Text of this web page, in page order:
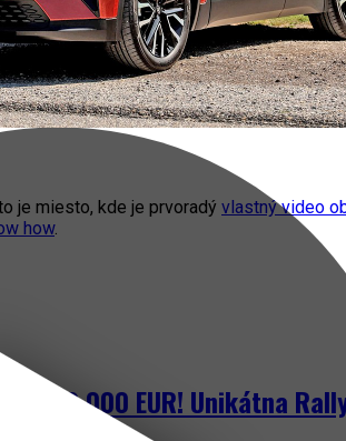
je miesto, kde je prvoradý vlastný video
how.
300 000 EUR! Unikátna